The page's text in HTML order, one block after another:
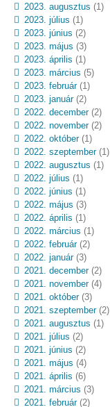
2023. augusztus (1)
2023. július (1)
2023. június (2)
2023. május (3)
2023. április (1)
2023. március (5)
2023. február(1)
2023. január(2)
2022. december(2)
2022. november(2)
2022. október(1)
2022. szeptember(1)
2022. augusztus (1)
2022. július (1)
2022. június (1)
2022. május (3)
2022. április (1)
2022. március (1)
2022. február(2)
2022. január(3)
2021. december(2)
2021. november(4)
2021. október(3)
2021. szeptember(2)
2021. augusztus (1)
2021. július (2)
2021. június (2)
2021. május (4)
2021. április (6)
2021. március (3)
2021. február(2)